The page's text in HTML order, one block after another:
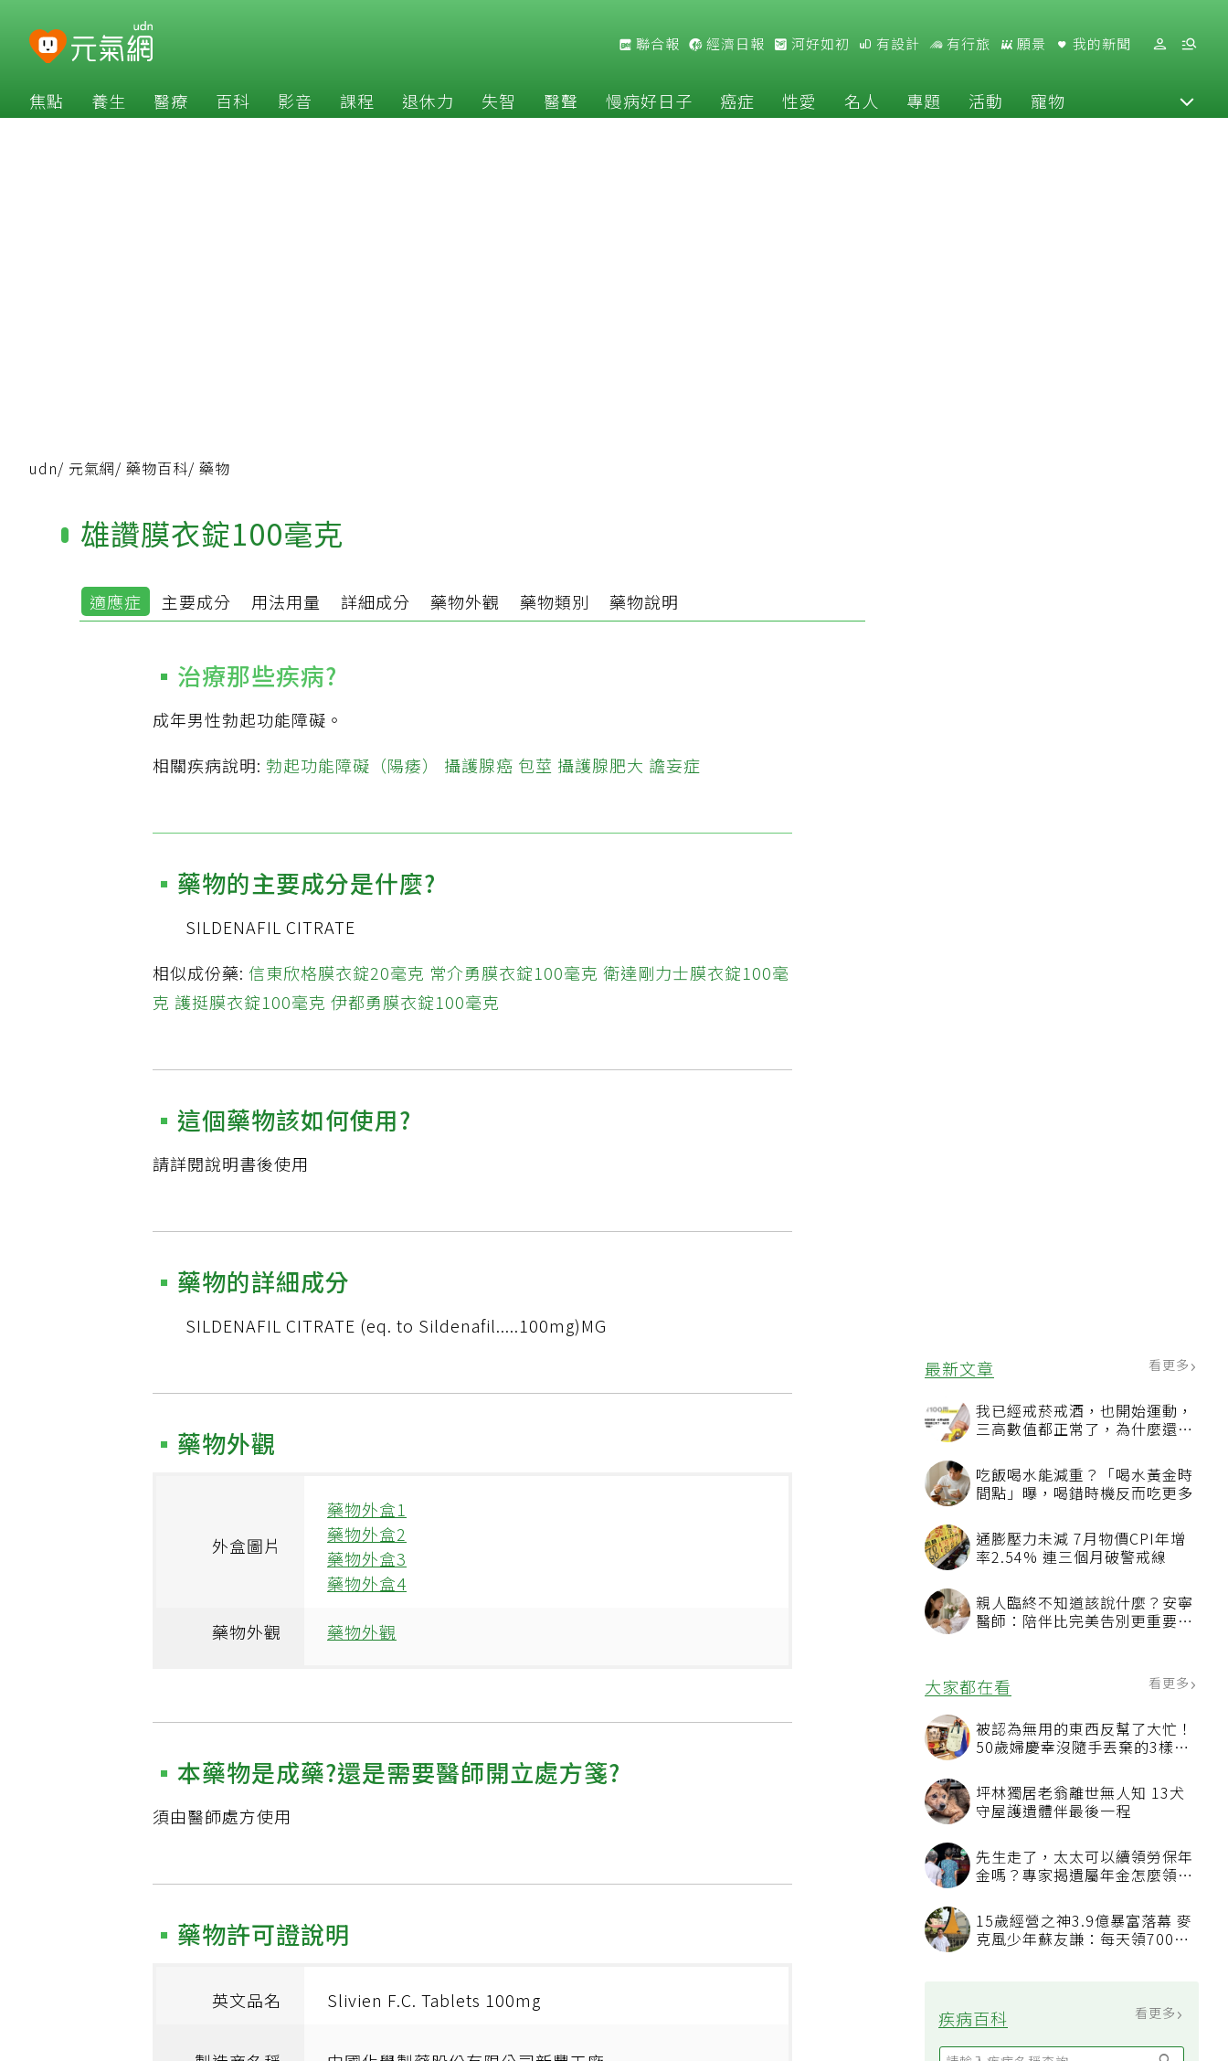
聯合報 經濟日報 河好如初 有設計 有行旅 願景 我的新聞
焦點 養生 醫療 百科 影音 課程 退休力 失智 醫聲 慢病好日子 癌症 性愛 名人 專題 活動 寵物
最新文章 看更多
我已經戒菸戒酒，也開始運動，
三高數值都正常了，為什麼還不
吃飯喝水能減重？「喝水黃金時
間點」曝，喝錯時機反而吃更多
通膨壓力未減 7月物價CPI年增
率2.54% 連三個月破警戒線
親人臨終不知道該說什麼？安寧
醫師：陪伴比完美告別更重要，
大家都在看 看更多
被認為無用的東西反幫了大忙！
50歲婦慶幸沒隨手丟棄的3樣物
坪林獨居老翁離世無人知 13犬
守屋護遺體伴最後一程
先生走了，太太可以續領勞保年
金嗎？專家揭遺屬年金怎麼領，
15歲經營之神3.9億暴富落幕 麥
克風少年蘇友謙：每天領700元
疾病百科 看更多
udn/ 元氣網/ 藥物百科/ 藥物
雄讚膜衣錠100毫克
適應症 主要成分 用法用量 詳細成分 藥物外觀 藥物類別 藥物說明
治療那些疾病?
成年男性勃起功能障礙。
相關疾病說明: 勃起功能障礙（陽痿） 攝護腺癌 包莖 攝護腺肥大 譫妄症
藥物的主要成分是什麼?
SILDENAFIL CITRATE
相似成份藥: 信東欣格膜衣錠20毫克 常介勇膜衣錠100毫克 衛達剛力士膜衣錠100毫
克 護挺膜衣錠100毫克 伊都勇膜衣錠100毫克
這個藥物該如何使用?
請詳閱說明書後使用
藥物的詳細成分
SILDENAFIL CITRATE (eq. to Sildenafil.....100mg)MG
藥物外觀
外盒圖片
藥物外盒1
藥物外盒2
藥物外盒3
藥物外盒4
藥物外觀 藥物外觀
本藥物是成藥?還是需要醫師開立處方箋?
須由醫師處方使用
藥物許可證說明
英文品名 Slivien F.C. Tablets 100mg